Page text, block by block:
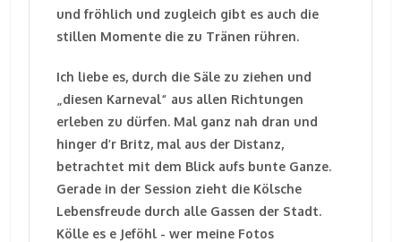
und fröhlich und zugleich gibt es auch die
stillen Momente die zu Tränen rühren.
Ich liebe es, durch die Säle zu ziehen und
„diesen Karneval“ aus allen Richtungen
erleben zu dürfen. Mal ganz nah dran und
hinger d’r Britz, mal aus der Distanz,
betrachtet mit dem Blick aufs bunte Ganze.
Gerade in der Session zieht die Kölsche
Lebensfreude durch alle Gassen der Stadt.
Kölle es e Jeföhl - wer meine Fotos